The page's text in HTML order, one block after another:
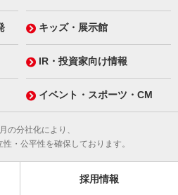
キッズ・展示館
IR・投資家向け情報
イベント・スポーツ・CM
の分社化により、
・公平性を確保しております。
採用情報